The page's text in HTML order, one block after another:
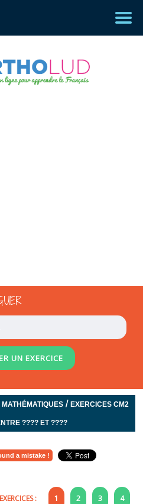
UN EXERCICE
MATHÉMATIQUES /EXERCICES CM2
???? ET ????
a mistake !
: 1 2 3 4